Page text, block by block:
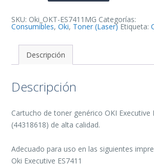
-
Reemplaza
SKU: Oki_OKT-ES7411MG Categorías:
Consumibles,Oki, Toner (Laser) Etiqueta:
Descripción
Descripción
Cartucho de toner genérico OKI Executive
(44318618) de alta calidad.
Adecuado para uso en las siguientes
Oki Executive ES7411